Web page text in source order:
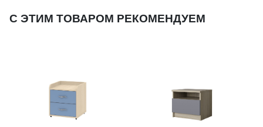
С ЭТИМ ТОВАРОМ РЕКОМЕНДУЕМ